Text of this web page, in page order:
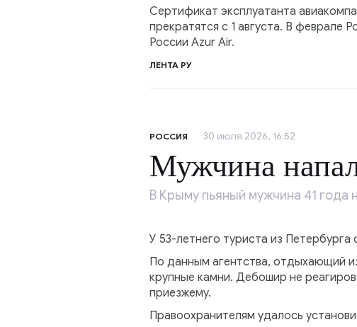
Сертификат эксплуатанта
прекратятся с 1 августа. В феврале
России Azur Air.
ЛЕНТА РУ
РОССИЯ 30 июля 2026, 16:52
Мужчина
В Крыму пьяный мужчина 41 года
У 53-летнего туриста из
По данным агентства, отдыхающий
крупные камни. Дебошир не
приезжему.
Правоохранителям удалось